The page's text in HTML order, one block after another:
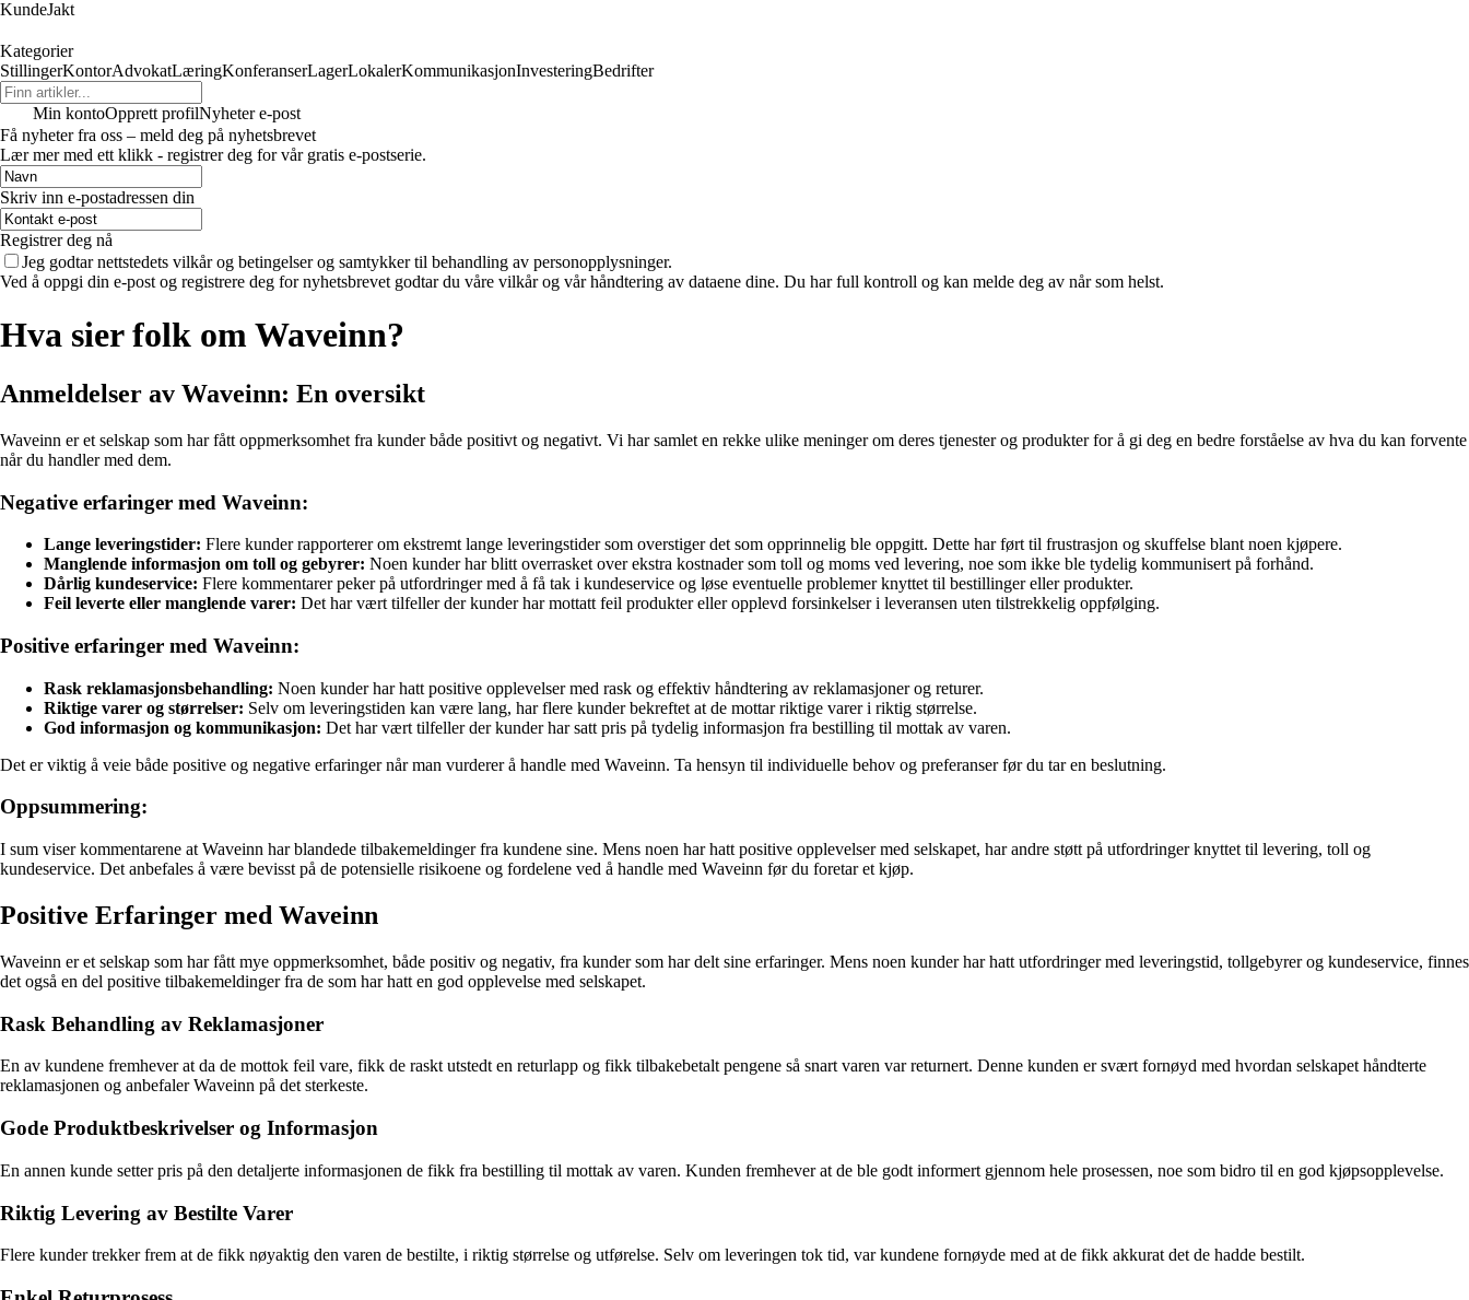
KundeJakt
Kategorier
StillingerKontorAdvokatLæringKonferanserLagerLokalerKommunikasjonInvesteringBedrifter
Min kontoOpprett profilNyheter e-post
Få nyheter fra oss – meld deg på nyhetsbrevet
Lær mer med ett klikk - registrer deg for vår gratis e-postserie.
Skriv inn e-postadressen din
Registrer deg nå
Jeg godtar nettstedets vilkår og betingelser og samtykker til behandling av personopplysninger.
Ved å oppgi din e-post og registrere deg for nyhetsbrevet godtar du våre vilkår og vår håndtering av dataene dine. Du har full kontroll og kan melde deg av når som helst.
Hva sier folk om Waveinn?
Anmeldelser av Waveinn: En oversikt
Waveinn er et selskap som har fått oppmerksomhet fra kunder både positivt og negativt. Vi har samlet en rekke ulike meninger om deres tjenester og produkter for å gi deg en bedre forståelse av hva du kan forvente
når du handler med dem.
Negative erfaringer med Waveinn:
Lange leveringstider: Flere kunder rapporterer om ekstremt lange leveringstider som overstiger det som opprinnelig ble oppgitt. Dette har ført til frustrasjon og skuffelse blant noen kjøpere.
Manglende informasjon om toll og gebyrer: Noen kunder har blitt overrasket over ekstra kostnader som toll og moms ved levering, noe som ikke ble tydelig kommunisert på forhånd.
Dårlig kundeservice: Flere kommentarer peker på utfordringer med å få tak i kundeservice og løse eventuelle problemer knyttet til bestillinger eller produkter.
Feil leverte eller manglende varer: Det har vært tilfeller der kunder har mottatt feil produkter eller opplevd forsinkelser i leveransen uten tilstrekkelig oppfølging.
Positive erfaringer med Waveinn:
Rask reklamasjonsbehandling: Noen kunder har hatt positive opplevelser med rask og effektiv håndtering av reklamasjoner og returer.
Riktige varer og størrelser: Selv om leveringstiden kan være lang, har flere kunder bekreftet at de mottar riktige varer i riktig størrelse.
God informasjon og kommunikasjon: Det har vært tilfeller der kunder har satt pris på tydelig informasjon fra bestilling til mottak av varen.
Det er viktig å veie både positive og negative erfaringer når man vurderer å handle med Waveinn. Ta hensyn til individuelle behov og preferanser før du tar en beslutning.
Oppsummering:
I sum viser kommentarene at Waveinn har blandede tilbakemeldinger fra kundene sine. Mens noen har hatt positive opplevelser med selskapet, har andre støtt på utfordringer knyttet til levering, toll og
kundeservice. Det anbefales å være bevisst på de potensielle risikoene og fordelene ved å handle med Waveinn før du foretar et kjøp.
Positive Erfaringer med Waveinn
Waveinn er et selskap som har fått mye oppmerksomhet, både positiv og negativ, fra kunder som har delt sine erfaringer. Mens noen kunder har hatt utfordringer med leveringstid, tollgebyrer og kundeservice, finnes
det også en del positive tilbakemeldinger fra de som har hatt en god opplevelse med selskapet.
Rask Behandling av Reklamasjoner
En av kundene fremhever at da de mottok feil vare, fikk de raskt utstedt en returlapp og fikk tilbakebetalt pengene så snart varen var returnert. Denne kunden er svært fornøyd med hvordan selskapet håndterte
reklamasjonen og anbefaler Waveinn på det sterkeste.
Gode Produktbeskrivelser og Informasjon
En annen kunde setter pris på den detaljerte informasjonen de fikk fra bestilling til mottak av varen. Kunden fremhever at de ble godt informert gjennom hele prosessen, noe som bidro til en god kjøpsopplevelse.
Riktig Levering av Bestilte Varer
Flere kunder trekker frem at de fikk nøyaktig den varen de bestilte, i riktig størrelse og utførelse. Selv om leveringen tok tid, var kundene fornøyde med at de fikk akkurat det de hadde bestilt.